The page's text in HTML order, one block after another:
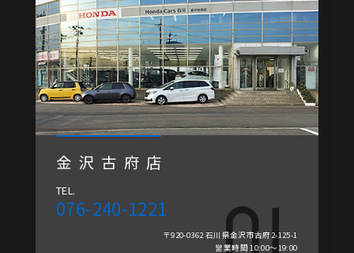
金沢古府店
TEL.
076-240-1221
〒920-0362 石川県金沢市古府2-125-1
営業時間 10:00～19:00